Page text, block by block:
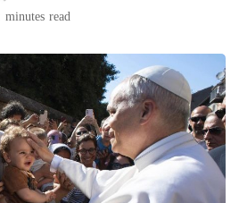
minutes read